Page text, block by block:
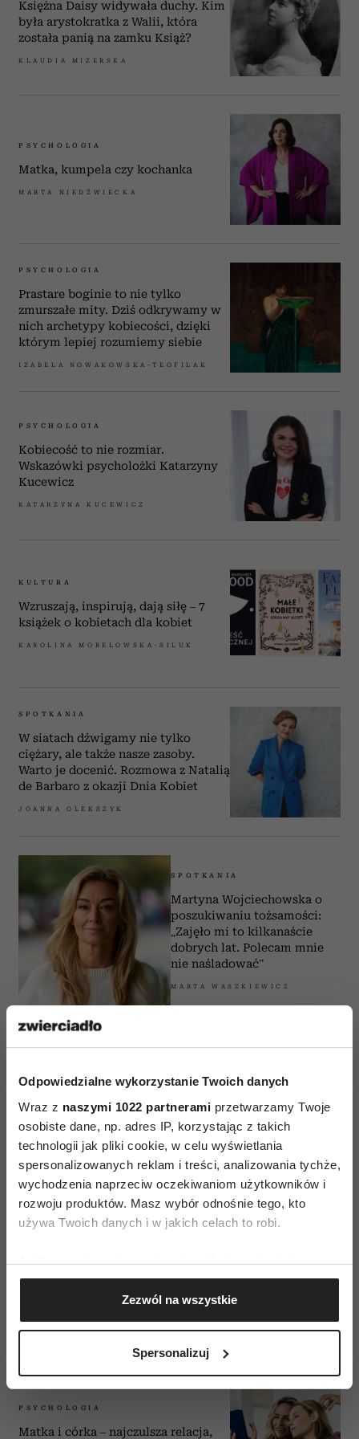
Odpowiedzialne wykorzystanie Twoich danych
Wraz z naszymi 1022 partnerami przetwarzamy Twoje
osobiste dane, np. adres IP, korzystając z takich
technologii jak pliki cookie, w celu wyświetlania
spersonalizowanych reklam i treści, analizowania tychże,
wychodzenia naprzeciw oczekiwaniom użytkowników i
rozwoju produktów. Masz wybór odnośnie tego, kto
używa Twoich danych i w jakich celach to robi.
Jeśli wyrazisz na to zgodę, chcielibyśmy również:
Gromadzić dane dotyczące Twojej lokalizacji
geograficznej z dokładnością nawet do kilku metrów
Identyfikować Twoje urządzenie, aktywnie
(fingerprinting, czyli wirtualny odcisk palca)
dane są przetwarzane oraz ustaw własne preferencje w
. W Deklaracji plików cookie możesz
Zezwól na wszystkie
Spersonalizuj
Księżna Daisy widywała duchy. Kim
była arystokratka z Walii, która
została panią na zamku Książ?
KLAUDIA MIZERSKA
PSYCHOLOGIA
Matka, kumpela czy kochanka
MARTA NIEDŹWIECKA
PSYCHOLOGIA
Prastare boginie to nie tylko
zmurszałe mity. Dziś odkrywamy w
nich archetypy kobiecości, dzięki
którym lepiej rozumiemy siebie
IZABELA NOWAKOWSKA-TEOFILAK
PSYCHOLOGIA
Kobiecość to nie rozmiar.
Wskazówki psycholożki Katarzyny
Kucewicz
KATARZYNA KUCEWICZ
KULTURA
Wzruszają, inspirują, dają siłę – 7
książek o kobietach dla kobiet
KAROLINA MORELOWSKA-SILUK
SPOTKANIA
W siatach dźwigamy nie tylko
ciężary, ale także nasze zasoby.
Warto je docenić. Rozmowa z Natalią
de Barbaro z okazji Dnia Kobiet
JOANNA OLEKSZYK
SPOTKANIA
Martyna Wojciechowska o
poszukiwaniu tożsamości:
„Zajęło mi to kilkanaście
dobrych lat. Polecam mnie
nie naśladować”
MARTA WASZKIEWICZ
SPOTKANIA
Daria Zawiałow: „Z
chłopaczarstwa przeszłam w
dziewczyńskość”
JOANNA OLEKSZYK
Czy kobiety odmienią świat
polityki? Poznaj nowe polskie
MARTA URBANIAK-PIOTROWSKA
PSYCHOLOGIA
Matka i córka – najczulsza relacja,